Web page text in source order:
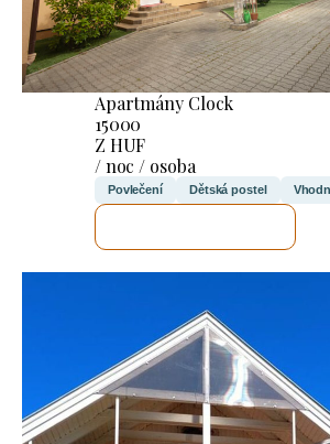
Apartmány Clock
15000
Z HUF
/ noc / osoba
Povlečení Dětská postel